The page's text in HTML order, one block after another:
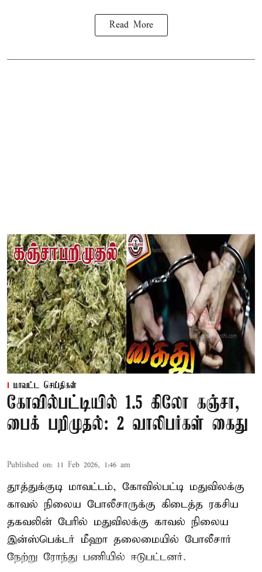
Read More
மாவட்ட செய்திகள்
கோவில்பட்டியில் 1.5 கிலோ கஞ்சா,
பைக் பறிமுதல்: 2 வாலிபர்கள் கைது
Published on: 11 Feb 2026, 1:46 am
தூத்துக்குடி மாவட்டம், கோவில்பட்டி மதுவிலக்கு
காவல் நிலைய போலீசாருக்கு கிடைத்த ரகசிய
தகவலின் பேரில் மதுவிலக்கு காவல் நிலைய
இன்ஸ்பெக்டர் மீஹா தலைமையில் போலீசார்
நேற்று ரோந்து பணியில் ஈடுபட்டனர்.